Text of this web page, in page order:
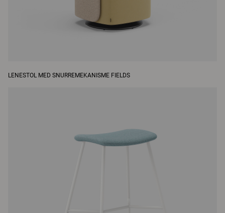
LENESTOL MED SNURREMEKANISME FIELDS